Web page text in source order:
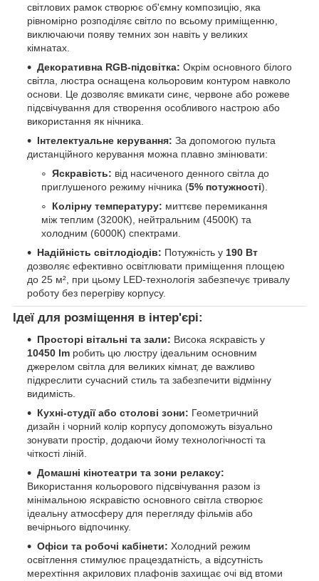
світлових рамок створює об'ємну композицію, яка
рівномірно розподіляє світло по всьому приміщенню,
виключаючи появу темних зон навіть у великих
кімнатах.
Декоративна RGB-підсвітка: Окрім основного білого
світла, люстра оснащена кольоровим контуром навколо
основи. Це дозволяє вмикати синє, червоне або рожеве
підсвічування для створення особливого настрою або
використання як нічника.
Інтелектуальне керування: За допомогою пульта
дистанційного керування можна плавно змінювати:
Яскравість: від насиченого денного світла до
приглушеного режиму нічника (5% потужності).
Колірну температуру: миттєве перемикання
між теплим (3200К), нейтральним (4500К) та
холодним (6000К) спектрами.
Надійність світлодіодів: Потужність у 190 Вт
дозволяє ефективно освітлювати приміщення площею
до 25 м², при цьому LED-технологія забезпечує тривалу
роботу без перегріву корпусу.
Ідеї для розміщення в інтер'єрі:
Просторі вітальні та зали: Висока яскравість у
10450 lm робить цю люстру ідеальним основним
джерелом світла для великих кімнат, де важливо
підкреслити сучасний стиль та забезпечити відмінну
видимість.
Кухні-студії або столові зони: Геометричний
дизайн і чорний колір корпусу допоможуть візуально
зонувати простір, додаючи йому технологічності та
чіткості ліній.
Домашні кінотеатри та зони релаксу:
Використання кольорового підсвічування разом із
мінімальною яскравістю основного світла створює
ідеальну атмосферу для перегляду фільмів або
вечірнього відпочинку.
Офіси та робочі кабінети: Холодний режим
освітлення стимулює працездатність, а відсутність
мерехтіння акрилових плафонів захищає очі від втоми